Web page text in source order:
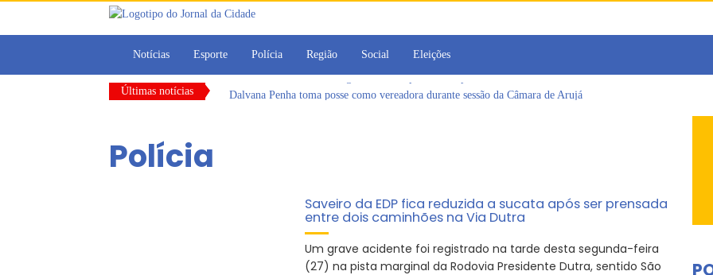
Notícias Esporte Polícia Região Social Eleições
Últimas notícias
Dalvana Penha toma posse como vereadora durante sessão da Câmara de Arujá
Polícia
Saveiro da EDP fica reduzida a sucata após ser prensada
entre dois caminhões na Via Dutra
Um grave acidente foi registrado na tarde desta segunda-feira
(27) na pista marginal da Rodovia Presidente Dutra, sentido São